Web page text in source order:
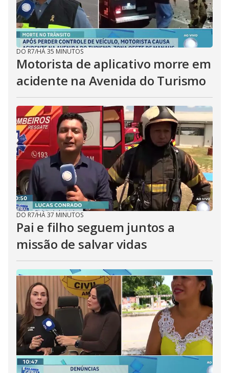
DO R7/HÁ 35 MINUTOS
Motorista de aplicativo morre em
acidente na Avenida do Turismo
DO R7/HÁ 37 MINUTOS
Pai e filho seguem juntos a
missão de salvar vidas